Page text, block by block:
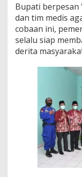
Bupati berpesan
dan tim medis
cobaan ini,
selalu siap
derita